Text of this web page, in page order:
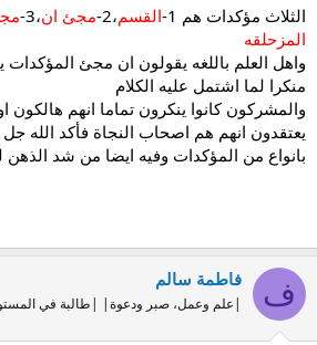
الثلاث مؤكدات هم 1- القسم،2- مجئ ان،3-
المزحلقه
واهل العلم باللغه يقولون ان مجئ
منكرا لما اشتمل عليه الكلام
والمشركون كانوا ينكرون تماما انهم هالكون
يعتقدون انهم هم اصحاب النجاة فأكد الله
بانواع من المؤكدات وفيه ايضا من شد الذهن
ف فاطمة سالم
|علم وعمل، صبر ودعوة| |طالبة في المستوى